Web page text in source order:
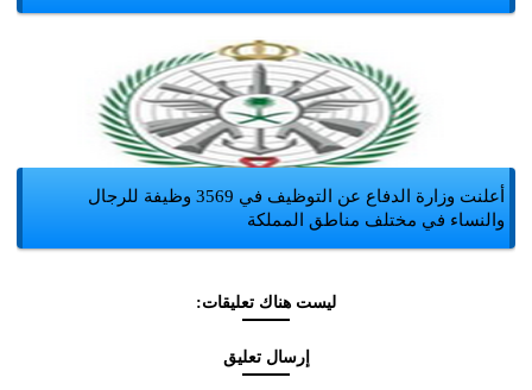
أعلنت وزارة الدفاع عن التوظيف في 3569 وظيفة للرجال
والنساء في مختلف مناطق المملكة
ليست هناك تعليقات:
إرسال تعليق